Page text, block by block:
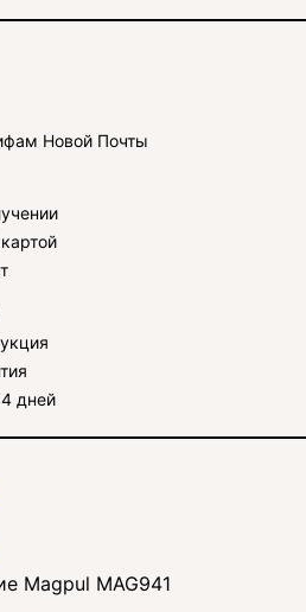
Новой Почты
дней
Magpul MAG941